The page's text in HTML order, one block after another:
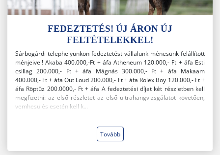
FEDEZTETÉS! ÚJ ÁRON ÚJ
FELTÉTELEKKEL!
Sárbogárdi telephelyünkön fedeztetést vállalunk ménesünk felállított
ménjeivel! Akaba 400.000,-Ft + áfa Atheneum 120.000,- Ft + áfa Esti
csillag 200.000,- Ft + áfa Mágnás 300.000,- Ft + áfa Makaam
400.000,- Ft + áfa Out Loud 200.000,- Ft + áfa Rolex Boy 120.000,- Ft +
áfa Röptűz 200.0000,- Ft + áfa A fedeztetési díjat két részletben kell
megfizetni: az első részletet az első ultrahangvizsgálatot követően,
vemhesülés esetén kell k...
Tovább